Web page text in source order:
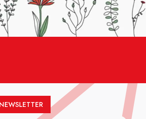
NEWSLETTER